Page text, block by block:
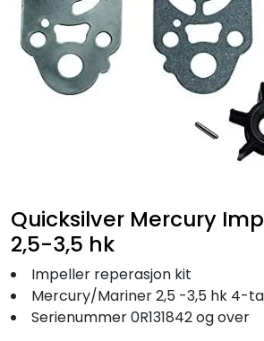
Quicksilver Mercury
2,5-3,5 hk
Impeller reperasjon kit
Mercury/Mariner 2,5 -3,5 hk 4-
Serienummer 0R131842 og over
VVS
Motor/Styring
Båtpleie/Opplag
Seil